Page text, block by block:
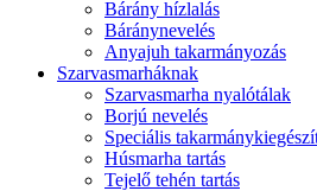
Bárány hízlalás
Báránynevelés
Anyajuh takarmányozás
Szarvasmarháknak
Szarvasmarha nyalótálak
Borjú nevelés
Speciális
Húsmarha tartás
Tejelő tehén tartás